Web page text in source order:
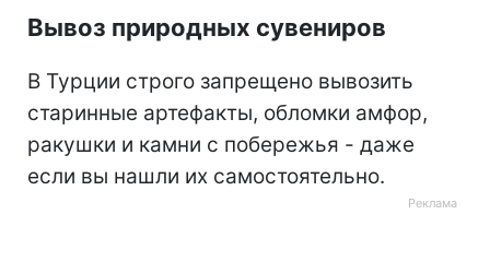
Вывоз природных сувениров
В Турции строго запрещено вывозить
старинные артефакты, обломки амфор,
ракушки и камни с побережья - даже
если вы нашли их самостоятельно.